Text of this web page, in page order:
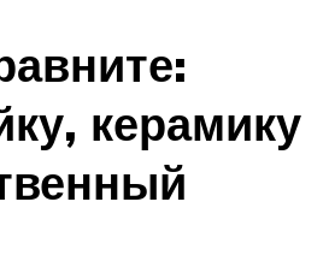
керамику